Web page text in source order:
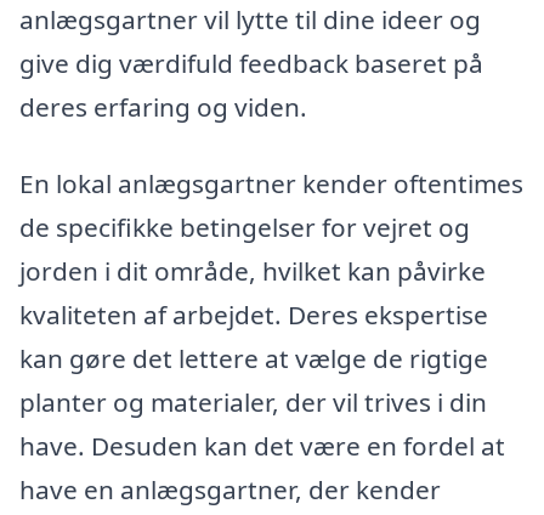
anlægsgartner vil lytte til dine ideer og
give dig værdifuld feedback baseret på
deres erfaring og viden.
En lokal anlægsgartner kender oftentimes
de specifikke betingelser for vejret og
jorden i dit område, hvilket kan påvirke
kvaliteten af arbejdet. Deres ekspertise
kan gøre det lettere at vælge de rigtige
planter og materialer, der vil trives i din
have. Desuden kan det være en fordel at
have en anlægsgartner, der kender